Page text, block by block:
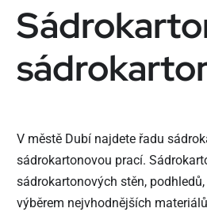
V městě Dubí najdete řadu
sádrokartonovou prací.
sádrokartonových stěn,
výběrem nejvhodnějších